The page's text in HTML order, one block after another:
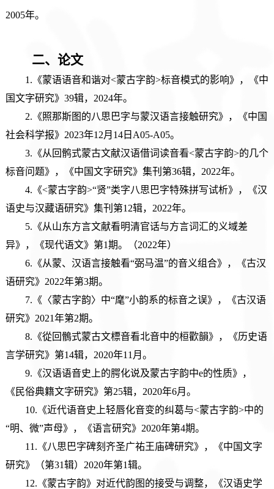
2005年。
二、 论文
1.《蒙语语音和谐对<蒙古字韵>标音模式的影响》，《中
国文字研究》 39辑， 2024年。
2.《照那斯图的八思巴字与蒙汉语言接触研究》，《中国
社会科学报》2023年12月14日A05-A05。
3.《从回鹘式蒙古文献汉语借词读音看<蒙古字韵>的几个
标音问题》，《中国文字研究》集刊第36辑，2022年。
4.《<蒙古字韵>“贤”类字八思巴字特殊拼写试析》，《汉
语史与汉藏语研究》集刊第12辑，2022年。
5.《从山东方言文献看明清官话与方言词汇的义域差
异》，《现代语文》第1期。（2022年）
6.《从蒙、汉语言接触看“弼马温”的音义组合》，《古汉
语研究》2022年第3期。
7.《〈蒙古字韵〉中“麾”小韵系的标音之误》，《古汉语
研究》2021年第2期。
8.《從回鶻式蒙古文標音看北音中的桓歡韻》，《历史语
言学研究》第14辑，2020年11月。
9.《汉语语音史上的腭化说及蒙古字韵中e的性质》，
《民俗典籍文字研究》第25辑，2020年6月。
10.《近代语音史上轻唇化音变的纠葛与<蒙古字韵>中的
“明、微”声母》，《语言研究》2020年第4期。
11.《八思巴字碑刻齐圣广祐王庙碑研究》，《中国文字
研究》（第31辑）2020年第1辑。
12.《蒙古字韵》对近代韵图的接受与调整，《汉语史学